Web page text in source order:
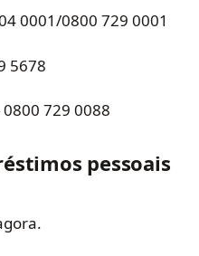
0001/0800 729 0001
5678
729 0088
pessoais